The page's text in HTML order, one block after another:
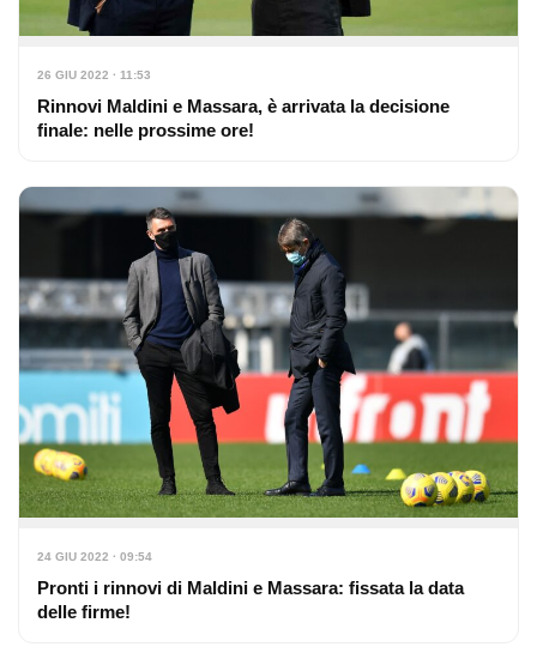
26 GIU 2022 · 11:53
Rinnovi Maldini e Massara, è arrivata la decisione
finale: nelle prossime ore!
24 GIU 2022 · 09:54
Pronti i rinnovi di Maldini e Massara: fissata la data
delle firme!